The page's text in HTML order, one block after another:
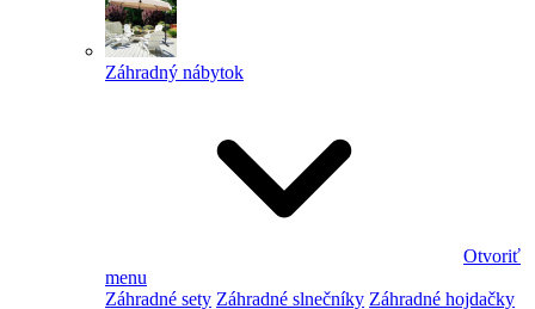
Záhradný nábytok
Otvoriť
menu
Záhradné sety Záhradné slnečníky Záhradné hojdačky